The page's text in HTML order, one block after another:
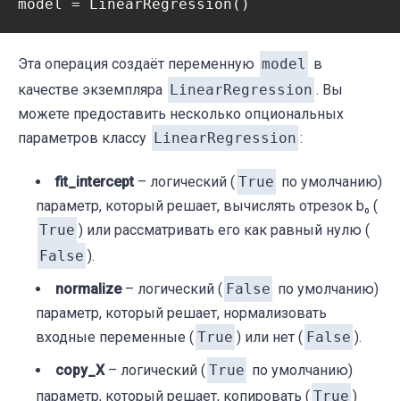
model = LinearRegression()
Эта операция создаёт переменную model в
качестве экземпляра LinearRegression . Вы
можете предоставить несколько опциональных
параметров классу LinearRegression :
fit_intercept– логический ( True по умолчанию)
параметр, который решает, вычислять отрезок b₀ (
True ) или рассматривать его как равный нулю (
False ).
normalize – логический ( False по умолчанию)
параметр, который решает, нормализовать
входные переменные ( True ) или нет ( False ).
copy_X – логический ( True по умолчанию)
параметр, который решает, копировать ( True )